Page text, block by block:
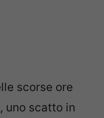
scorse ore
uno scatto in